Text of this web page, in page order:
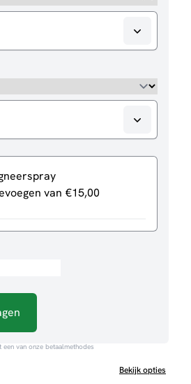
van €15,00
van onze betaalmethodes
Bekijk opties